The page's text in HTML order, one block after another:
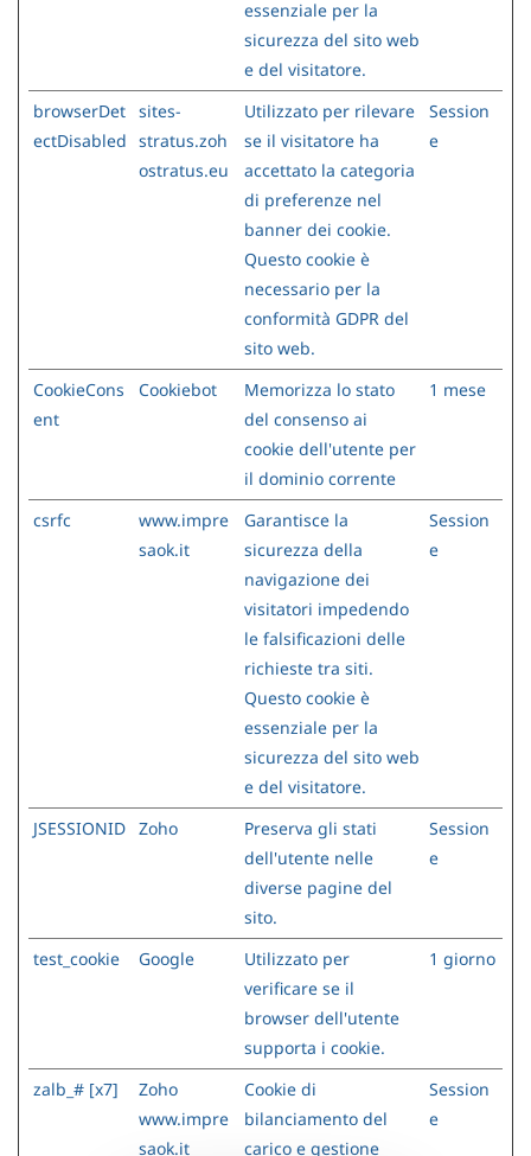
essenziale per la
sicurezza del sito web
e del visitatore.
browserDet
ectDisabled
sites-
stratus.zoh
ostratus.eu
Utilizzato per rilevare
se il visitatore ha
accettato la categoria
di preferenze nel
banner dei cookie.
Questo cookie è
necessario per la
conformità GDPR del
sito web.
Session
e
CookieCons
ent
Cookiebot
Memorizza lo stato
del consenso ai
cookie dell'utente per
il dominio corrente
1 mese
csrfc
www.impre
saok.it
Garantisce la
sicurezza della
navigazione dei
visitatori impedendo
le falsificazioni delle
richieste tra siti.
Questo cookie è
essenziale per la
sicurezza del sito web
e del visitatore.
Session
e
JSESSIONID Zoho
Preserva gli stati
dell'utente nelle
diverse pagine del
sito.
Session
e
test_cookie Google
Utilizzato per
verificare se il
browser dell'utente
supporta i cookie.
1 giorno
zalb_# [x7]
Zoho
www.impre
saok.it
Cookie di
bilanciamento del
carico e gestione
Session
e